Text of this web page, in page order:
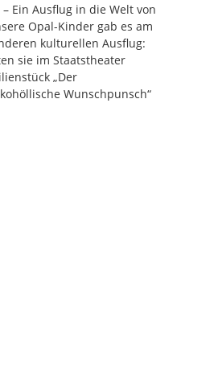
Ein Ausflug in die Welt von
Opal-Kinder gab es am
kulturellen Ausflug:
sie im Staatstheater
„Der
Wunschpunsch“